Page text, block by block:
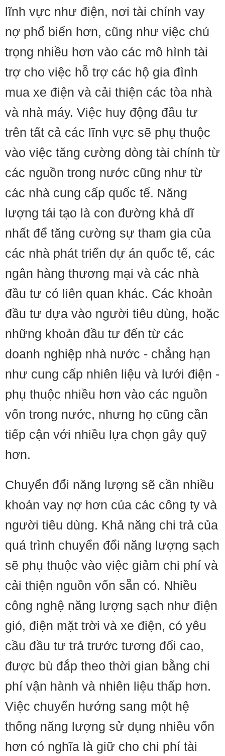
lĩnh vực như điện, nơi tài chính vay
nợ phổ biến hơn, cũng như việc chú
trọng nhiều hơn vào các mô hình tài
trợ cho việc hỗ trợ các hộ gia đình
mua xe điện và cải thiện các tòa nhà
và nhà máy. Việc huy động đầu tư
trên tất cả các lĩnh vực sẽ phụ thuộc
vào việc tăng cường dòng tài chính từ
các nguồn trong nước cũng như từ
các nhà cung cấp quốc tế. Năng
lượng tái tạo là con đường khả dĩ
nhất để tăng cường sự tham gia của
các nhà phát triển dự án quốc tế, các
ngân hàng thương mại và các nhà
đầu tư có liên quan khác. Các khoản
đầu tư dựa vào người tiêu dùng, hoặc
những khoản đầu tư đến từ các
doanh nghiệp nhà nước - chẳng hạn
như cung cấp nhiên liệu và lưới điện -
phụ thuộc nhiều hơn vào các nguồn
vốn trong nước, nhưng họ cũng cần
tiếp cận với nhiều lựa chọn gây quỹ
hơn.
Chuyển đổi năng lượng sẽ cần nhiều
khoản vay nợ hơn của các công ty và
người tiêu dùng. Khả năng chi trả của
quá trình chuyển đổi năng lượng sạch
sẽ phụ thuộc vào việc giảm chi phí và
cải thiện nguồn vốn sẵn có. Nhiều
công nghệ năng lượng sạch như điện
gió, điện mặt trời và xe điện, có yêu
cầu đầu tư trả trước tương đối cao,
được bù đắp theo thời gian bằng chi
phí vận hành và nhiên liệu thấp hơn.
Việc chuyển hướng sang một hệ
thống năng lượng sử dụng nhiều vốn
hơn có nghĩa là giữ cho chi phí tài